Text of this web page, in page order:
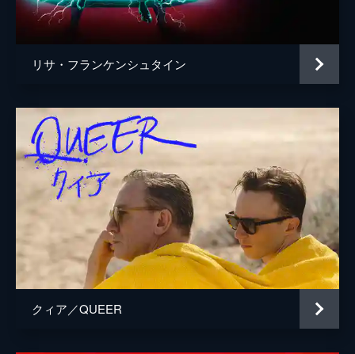
リサ・フランケンシュタイン
クィア／QUEER